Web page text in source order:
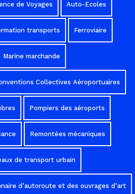
de Voyages Auto-Ecoles
transports Ferroviaire
Marine marchande
Collectives Aéroportuaires
Pompiers des aéroports
Remontées mécaniques
de transport urbain
d’autoroute et des ouvrages d’art